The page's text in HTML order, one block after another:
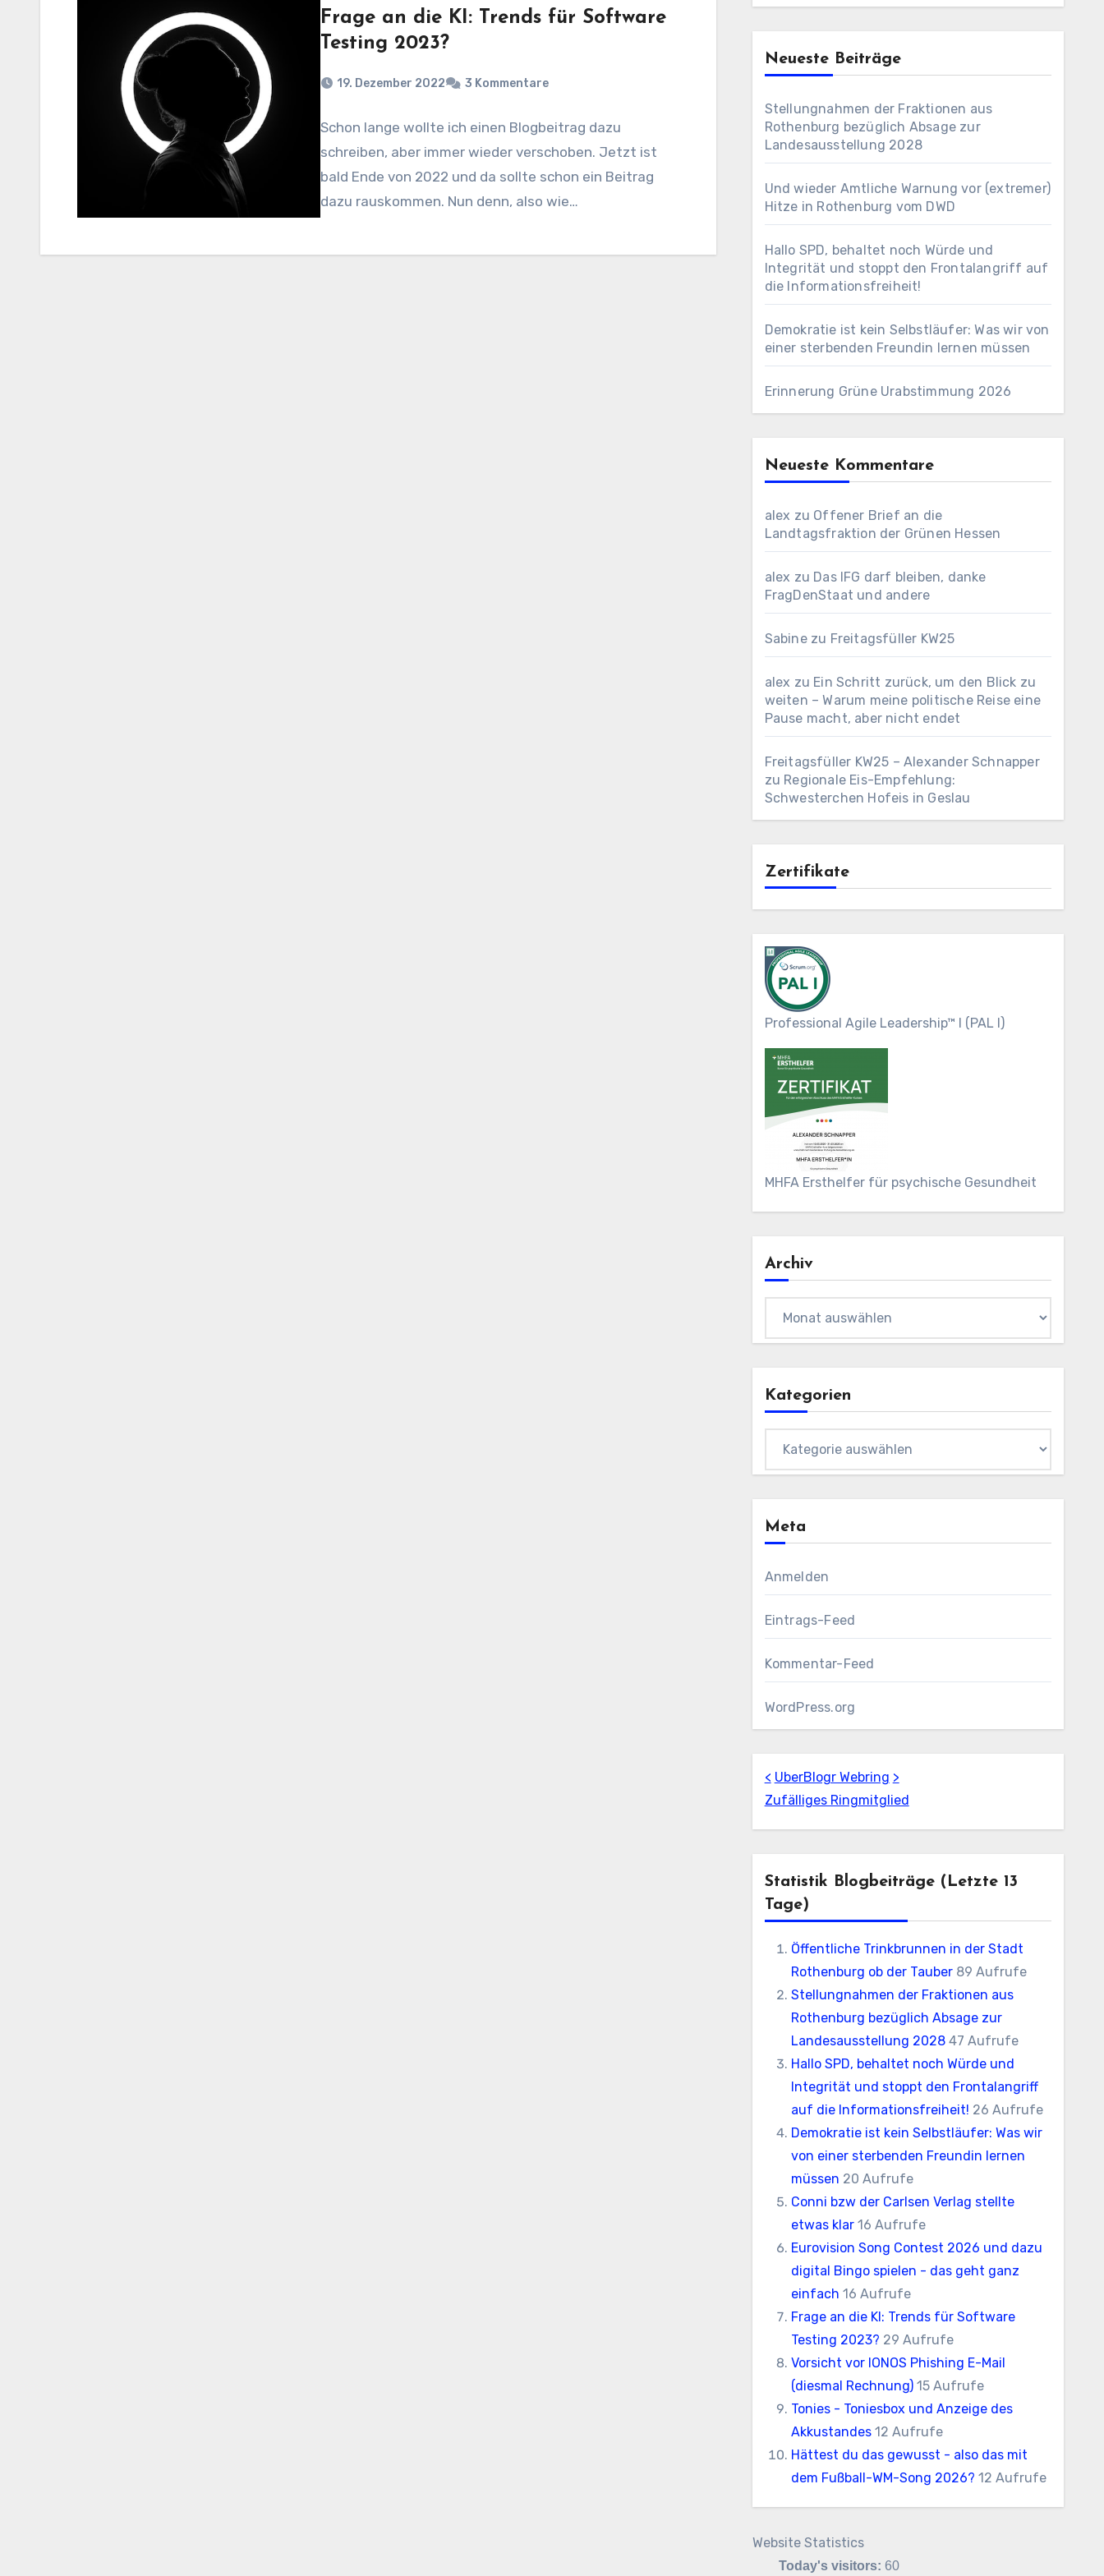
Frage an die KI: Trends für Software
Testing 2023?
19. Dezember 2022 3 Kommentare
Schon lange wollte ich einen Blogbeitrag dazu
schreiben, aber immer wieder verschoben. Jetzt ist
bald Ende von 2022 und da sollte schon ein Beitrag
dazu rauskommen. Nun denn, also wie…
Neueste Beiträge
Stellungnahmen der Fraktionen aus
Rothenburg bezüglich Absage zur
Landesausstellung 2028
Und wieder Amtliche Warnung vor (extremer)
Hitze in Rothenburg vom DWD
Hallo SPD, behaltet noch Würde und
Integrität und stoppt den Frontalangriff auf
die Informationsfreiheit!
Demokratie ist kein Selbstläufer: Was wir von
einer sterbenden Freundin lernen müssen
Erinnerung Grüne Urabstimmung 2026
Neueste Kommentare
alex zu Offener Brief an die
Landtagsfraktion der Grünen Hessen
alex zu Das IFG darf bleiben, danke
FragDenStaat und andere
Sabinezu Freitagsfüller KW25
alex zu Ein Schritt zurück, um den Blick zu
weiten – Warum meine politische Reise eine
Pause macht, aber nicht endet
Freitagsfüller KW25 – Alexander Schnapper
zu Regionale Eis-Empfehlung:
Schwesterchen Hofeis in Geslau
Zertifikate
Professional Agile Leadership™ I (PAL I)
MHFA Ersthelfer für psychische Gesundheit
Archiv
Kategorien
Meta
Anmelden
Eintrags-Feed
Kommentar-Feed
WordPress.org
< UberBlogr Webring >
Zufälliges Ringmitglied
Statistik Blogbeiträge (letzte 13
Tage)
Öffentliche Trinkbrunnen in der Stadt
Rothenburg ob der Tauber 89 Aufrufe
Stellungnahmen der Fraktionen aus
Rothenburg bezüglich Absage zur
Landesausstellung 2028 47 Aufrufe
Hallo SPD, behaltet noch Würde und
Integrität und stoppt den Frontalangriff
auf die Informationsfreiheit! 26 Aufrufe
Demokratie ist kein Selbstläufer: Was wir
von einer sterbenden Freundin lernen
müssen 20 Aufrufe
Conni bzw der Carlsen Verlag stellte
etwas klar 16 Aufrufe
Eurovision Song Contest 2026 und dazu
digital Bingo spielen - das geht ganz
einfach 16 Aufrufe
Frage an die KI: Trends für Software
Testing 2023? 29 Aufrufe
Vorsicht vor IONOS Phishing E-Mail
(diesmal Rechnung) 15 Aufrufe
Tonies - Toniesbox und Anzeige des
Akkustandes 12 Aufrufe
Hättest du das gewusst - also das mit
dem Fußball-WM-Song 2026? 12 Aufrufe
Website Statistics
Today's visitors: 60